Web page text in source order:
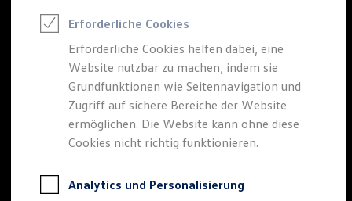
Elektroauto Leasing
Kleinwagen-Leasing
Leasing ohne Anzahlung
Finanzierung
Autokredit mit Schlussrate
Versicherungen und Garantien
Kfz-Versicherung
Restschuldversicherungen
Garantien
Professional Class bei Volkswagen
Erforderliche Cookies
Erforderliche Cookies helfen dabei, eine
Website nutzbar zu machen, indem sie
Grundfunktionen wie Seitennavigation und
Zugriff auf sichere Bereiche der Website
ermöglichen. Die Website kann ohne diese
Cookies nicht richtig funktionieren.
Analytics und Personalisierung